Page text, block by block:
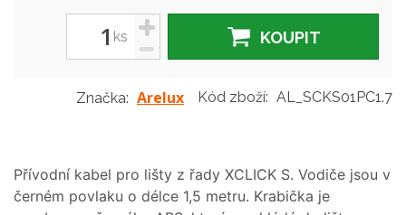
ks
+
-
KOUPIT
Značka: Arelux Kód zboží: AL_SCKS01PC1.7
Přívodní kabel pro lišty z řady XCLICK S. Vodiče jsou v
černém povlaku o délce 1,5 metru. Krabička je